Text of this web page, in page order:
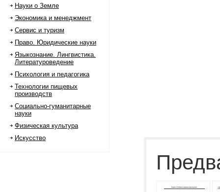
Науки о Земле
Экономика и менеджмент
Сервис и туризм
Право. Юридические науки
Языкознание. Лингвистика.
Литературоведение
Психология и педагогика
Технологии пищевых
производств
Социально-гуманитарные
науки
Физическая культура
Искусство